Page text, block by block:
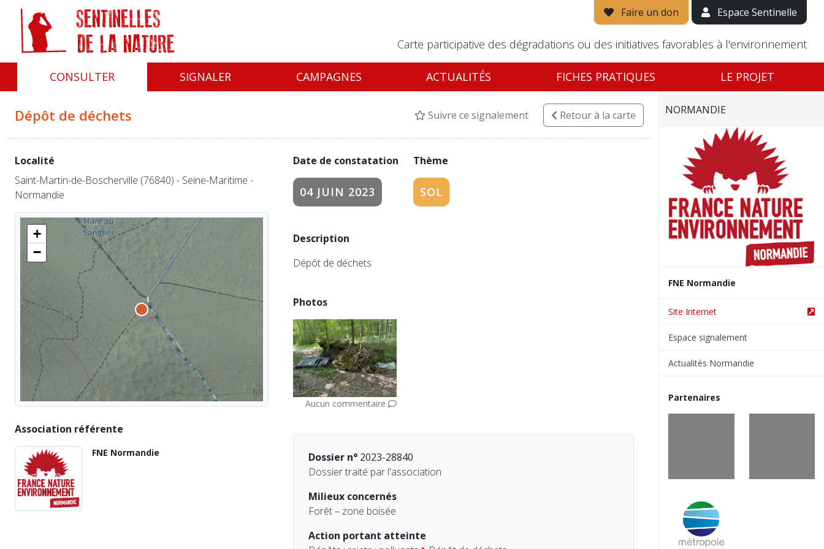
Faire un don Espace Sentinelle
Carte participative des dégradations ou des initiatives favorables à l'environnement
CONSULTER SIGNALER CAMPAGNES ACTUALITÉS FICHES PRATIQUES LE PROJET
Dépôt de déchets Suivre ce signalement Retourà la carte
Date de constatation
04 JUIN 2023
Thème
SOL
Description
Dépôt de déchets
Photos
Aucun commentaire
Dossier n°2023-28840
Dossier traité par l'association
Milieux concernés
Forêt – zone boisée
Action portant atteinte
Localité
Saint-Martin-de-Boscherville (76840) - Seine-Maritime -
Normandie
+
−
Association référente
FNE Normandie
NORMANDIE
FNE Normandie
Site Internet
Espace signalement
Actualités Normandie
Partenaires
Panneau de gestion des cookies